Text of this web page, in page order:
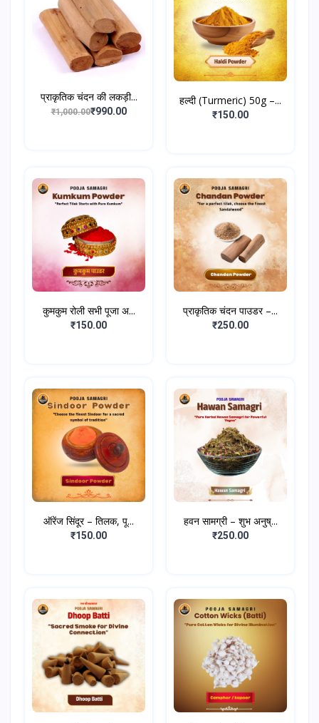
प्राकृतिक चंदन की लकड़ी...
₹1,000.00₹990.00
हल्दी (Turmeric) 50g –...
₹150.00
कुमकुम रोली सभी पूजा अ...
₹150.00
प्राकृतिक चंदन पाउडर –...
₹250.00
ऑरेंज सिंदूर – तिलक, पू...
₹150.00
हवन सामग्री – शुभ अनुष्...
₹250.00